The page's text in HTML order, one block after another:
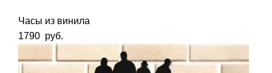
Часы из винила
1790 руб.